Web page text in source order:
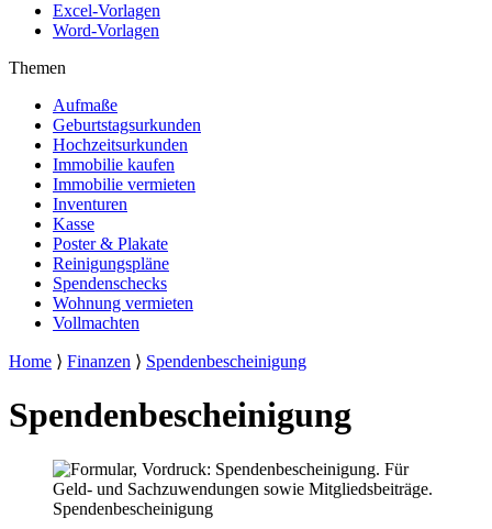
Excel-Vorlagen
Word-Vorlagen
Themen
Aufmaße
Geburtstagsurkunden
Hochzeitsurkunden
Immobilie kaufen
Immobilie vermieten
Inventuren
Kasse
Poster & Plakate
Reinigungspläne
Spendenschecks
Wohnung vermieten
Vollmachten
Home ⟩ Finanzen ⟩ Spendenbescheinigung
Spendenbescheinigung
Spendenbescheinigung